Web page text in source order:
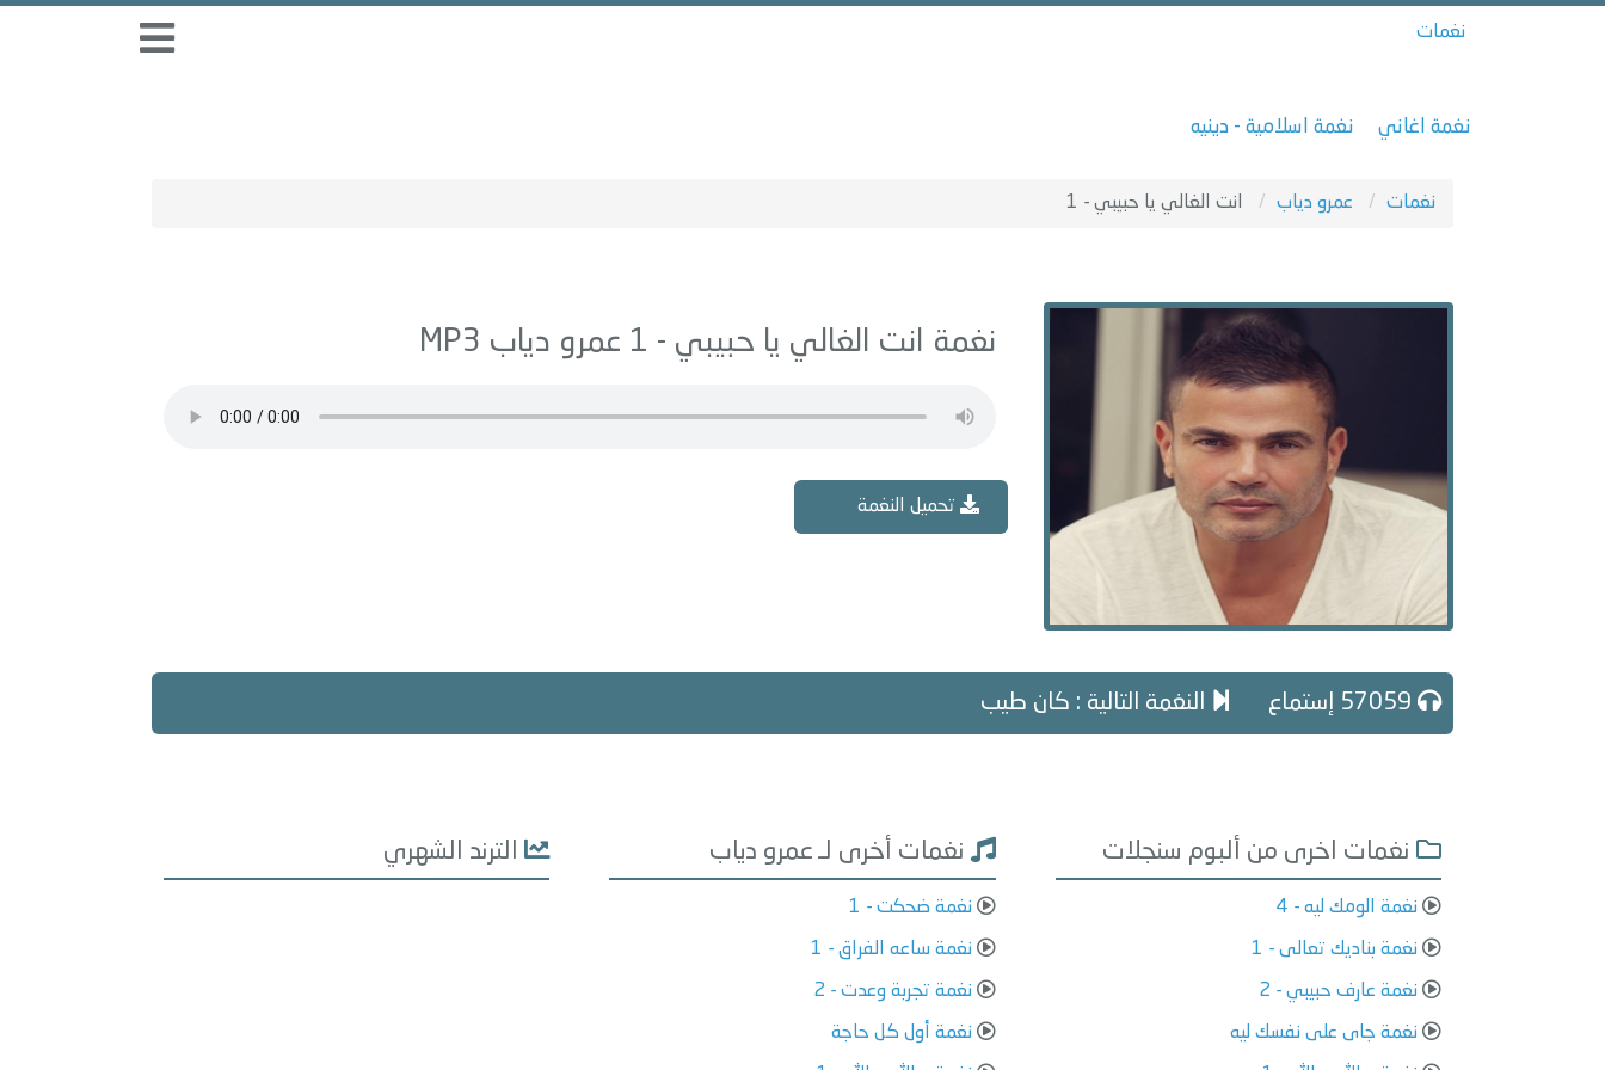
نغمات
نغمة اغاني نغمة اسلامية - دينيه
نغمات عمرو دياب انت الغالي يا حبيبي - 1
نغمة انت الغالي يا حبيبي - 1 عمرو دياب MP3
تحميل النغمة
النغمة التالية : كان طيب
نغمات اخرى من ألبوم سنجلات
نغمة الومك ليه - 4
نغمة بناديك تعالى - 1
نغمة عارف حبيبي - 2
نغمة جاى على نفسك ليه
نغمات أخرى لـ عمرو دياب
نغمة ضحكت - 1
نغمة ساعه الفراق - 1
نغمة تجربة وعدت - 2
نغمة أول كل حاجة
الترند الشهري